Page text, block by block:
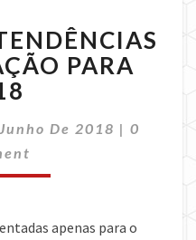
NA
2018
PARA
De 2018 | 0
apenas para o